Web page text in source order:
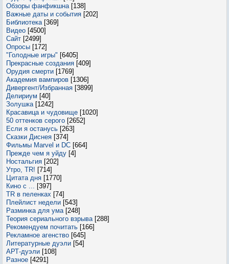
Обзоры фанфикшна [138]
Важные даты и события [202]
Библиотека [369]
Видео [4500]
Сайт [2499]
Опросы [172]
"Голодные игры" [6405]
Прекрасные создания [409]
Орудия смерти [1769]
Академия вампиров [1306]
Дивергент/Избранная [3899]
Делириум [40]
Золушка [1242]
Красавица и чудовище [1020]
50 оттенков серого [2652]
Если я останусь [263]
Сказки Диснея [374]
Фильмы Marvel и DC [664]
Прежде чем я уйду [4]
Ностальгия [202]
Утро, TR! [714]
Цитата дня [1770]
Кино с ... [397]
TR в пеленках [74]
Плейлист недели [543]
Разминка для ума [248]
Теория сериального взрыва [288]
Рекомендуем почитать [166]
Рекламное агенство [645]
Литературные дуэли [54]
АРТ-дуэли [108]
Разное [4291]